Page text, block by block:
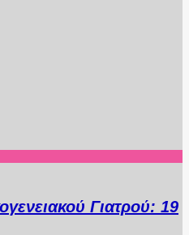
Γιατρού: 19